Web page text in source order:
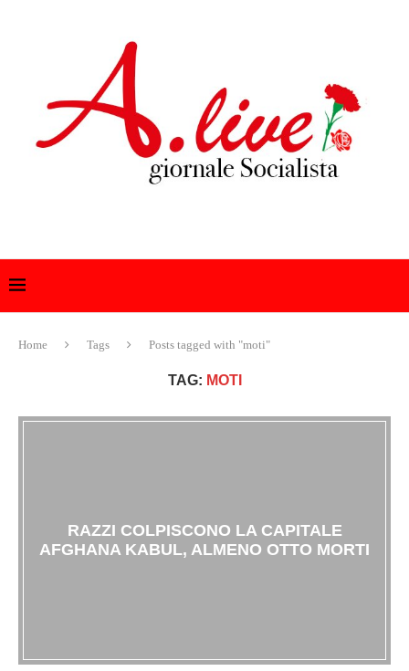
Home Tags Posts tagged with "moti"
TAG: MOTI
RAZZI COLPISCONO LA CAPITALE
AFGHANA KABUL, ALMENO OTTO MORTI